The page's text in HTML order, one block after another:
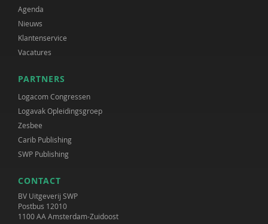
Agenda
Nieuws
Klantenservice
Vacatures
PARTNERS
Logacom Congressen
Logavak Opleidingsgroep
Zesbee
Carib Publishing
SWP Publishing
CONTACT
BV Uitgeverij SWP
Postbus 12010
1100 AA Amsterdam-Zuidoost